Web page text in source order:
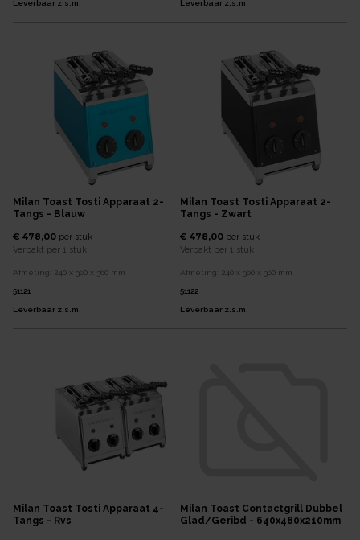
Leverbaar z.s.m. Leverbaar z.s.m.
Milan Toast Tosti Apparaat 2-
Tangs - Blauw
€ 478,00 per stuk
Verpakt per 1 stuk
Afmeting: 240 x 360 x 360 mm
51121
Leverbaar z.s.m.
Milan Toast Tosti Apparaat 2-
Tangs - Zwart
€ 478,00 per stuk
Verpakt per 1 stuk
Afmeting: 240 x 360 x 360 mm
51122
Leverbaar z.s.m.
Milan Toast Tosti Apparaat 4-
Tangs - Rvs
Milan Toast Contactgrill Dubbel
Glad/geribd - 640x480x210mm